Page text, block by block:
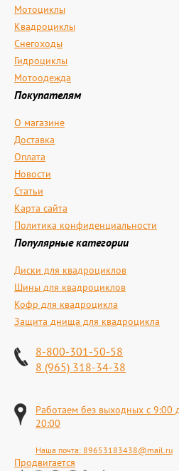
Мотоциклы
Квадроциклы
Снегоходы
Гидроциклы
Мотоодежда
Покупателям
О магазине
Доставка
Оплата
Новости
Статьи
Карта сайта
Политика конфиденциальности
Популярные категории
Диски для квадроциклов
Шины для квадроциклов
Кофр для квадроцикла
Защита днища для квадроцикла
8-800-301-50-58
8 (965) 318-34-38
Работаем без выходных с 9:00
20:00
Наша почта: 89653183438@mail.ru
Продвигается